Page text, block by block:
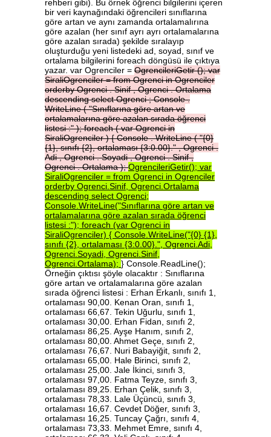
rehberi gibi). Bu örnek öğrenci bilgilerini içeren
bir veri kaynağındaki öğrencileri sınıflarına
göre artan ve aynı zamanda ortalamalırına
göre azalan (her sınıf ayrı ayrı ortalamalarına
göre azalan sırada) şekilde sıralayıp
oluşturduğu yeni listedeki ad, soyad, sınıf ve
ortalama bilgilerini foreach döngüsü ile çıktıya
yazar. var Ogrenciler = OgrencileriGetir();var
SiraliOgrenciler=fromOgrenciinOgrenciler
orderbyOgrenci.Sinif,Ogrenci.Ortalama
descendingselectOgrenci;Console.
WriteLine("Sınıflarınagöreartanve
ortalamalarınagöreazalansıradaöğrenci
listesi:");foreach(varOgrenciin
SiraliOgrenciler){Console.WriteLine("{0}
{1},sınıfı{2},ortalaması{3:0.00}.",Ogrenci.
Adi,Ogrenci.Soyadi,Ogrenci.Sinif,
Ogrenci.Ortalama);OgrencileriGetir(); var
SiraliOgrenciler = from Ogrenci in Ogrenciler
orderby Ogrenci.Sinif, Ogrenci.Ortalama
descending select Ogrenci;
Console.WriteLine("Sınıflarına göre artan ve
ortalamalarına göre azalan sırada öğrenci
listesi :"); foreach (var Ogrenci in
SiraliOgrenciler) { Console.WriteLine("{0} {1},
sınıfı {2}, ortalaması {3:0.00}.", Ogrenci.Adi,
Ogrenci.Soyadi, Ogrenci.Sinif,
Ogrenci.Ortalama); } Console.ReadLine();
Örneğin çıktısı şöyle olacaktır : Sınıflarına
göre artan ve ortalamalarına göre azalan
sırada öğrenci listesi : Erhan Erkanlı, sınıfı 1,
ortalaması 90,00. Kenan Oran, sınıfı 1,
ortalaması 66,67. Tekin Uğurlu, sınıfı 1,
ortalaması 30,00. Erhan Fidan, sınıfı 2,
ortalaması 86,25. Ayşe Hanım, sınıfı 2,
ortalaması 80,00. Ahmet Geçe, sınıfı 2,
ortalaması 76,67. Nuri Babayiğit, sınıfı 2,
ortalaması 65,00. Hale Birinci, sınıfı 2,
ortalaması 25,00. Jale İkinci, sınıfı 3,
ortalaması 97,00. Fatma Teyze, sınıfı 3,
ortalaması 89,25. Erhan Çelik, sınıfı 3,
ortalaması 78,33. Lale Üçüncü, sınıfı 3,
ortalaması 16,67. Cevdet Döğer, sınıfı 3,
ortalaması 16,25. Tuncay Çağrı, sınıfı 4,
ortalaması 73,33. Mehmet Emre, sınıfı 4,